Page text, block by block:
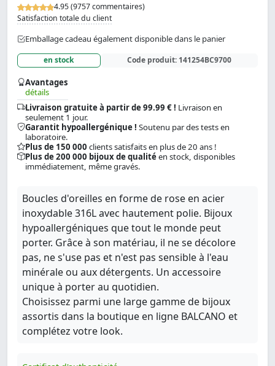
4.95 (9757 commentaires)
Satisfaction totale du client
Emballage cadeau également disponible dans le panier
en stock Code produit: 141254BC9700
Avantages
détails
Livraison gratuite à partir de 99.99 € ! Livraison en
seulement 1 jour.
Garantit hypoallergénique ! Soutenu par des tests en
laboratoire.
Plus de 150 000 clients satisfaits en plus de 20 ans !
Plus de 200 000 bijoux de qualitéen stock, disponibles
immédiatement, même gravés.
Boucles d'oreilles en forme de rose en acier
inoxydable 316L avec hautement polie. Bijoux
hypoallergéniques que tout le monde peut
porter. Grâce à son matériau, il ne se décolore
pas, ne s'use pas et n'est pas sensible à l'eau
minérale ou aux détergents. Un accessoire
unique à porter au quotidien.
Choisissez parmi une large gamme de bijoux
assortis dans la boutique en ligne BALCANO et
complétez votre look.